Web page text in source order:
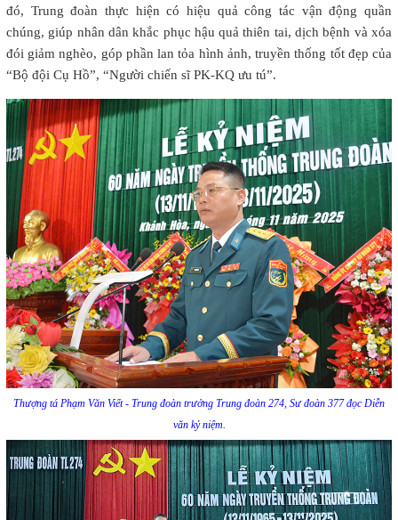
đó, Trung đoàn thực hiện có hiệu quả công tác vận động quần
chúng, giúp nhân dân khắc phục hậu quả thiên tai, dịch bệnh và xóa
đói giảm nghèo, góp phần lan tỏa hình ảnh, truyền thống tốt đẹp của
“Bộ đội Cụ Hồ”, “Người chiến sĩ PK-KQ ưu tú”.
Thượng tá Phạm Văn Viết - Trung đoàn trưởng Trung đoàn 274, Sư đoàn 377 đọc Diễn
văn kỷ niệm.